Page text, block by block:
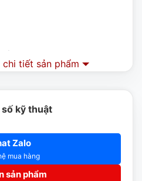
chi tiết sản phẩm
kỹ thuật
Zalo
mua hàng
sản phẩm